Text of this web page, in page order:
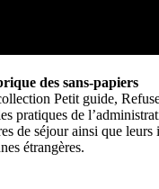
des sans-papiers
Petit guide,
pratiques de
de séjour ainsi que leurs
étrangères.